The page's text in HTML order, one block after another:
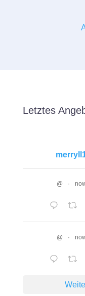
Letztes
@ ·
@ ·